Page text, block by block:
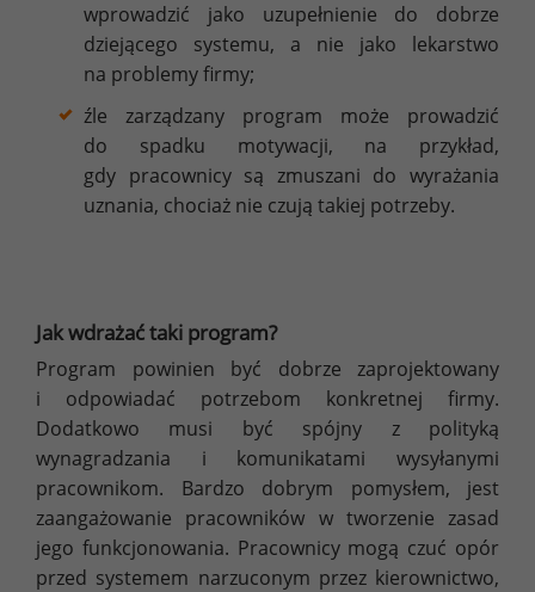
wprowadzić jako uzupełnienie do dobrze
dziejącego systemu, a nie jako lekarstwo
na problemy firmy;
źle zarządzany program może prowadzić
do spadku motywacji, na przykład,
gdy pracownicy są zmuszani do wyrażania
uznania, chociaż nie czują takiej potrzeby.
Jak wdrażać taki program?
Program powinien być dobrze zaprojektowany
i odpowiadać potrzebom konkretnej firmy.
Dodatkowo musi być spójny z polityką
wynagradzania i komunikatami wysyłanymi
pracownikom. Bardzo dobrym pomysłem, jest
zaangażowanie pracowników w tworzenie zasad
jego funkcjonowania. Pracownicy mogą czuć opór
przed systemem narzuconym przez kierownictwo,